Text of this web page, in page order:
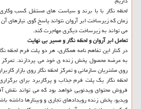
لحظه نگار با با برند و سیاست های مستقل کسب
زمان که زیرساخت ابر آروان نتواند پاسخ گوی نیازهای
می تواند به زیرساخت دیگری مهاجرت کند.
تعامل ابر آروان و لحظه نگار و مسیر بی نهایت
در کنار این تفاهم نامه همکاری، هر دو پلت فرم لحظه
به عرضه محصول پخش زنده ی خود می پردازند.
روی مشتریان سازمانی و تمرکز لحظه نگار روی بازار
لحظه نگار یک پلت فرم جذاب و پرکاربرد برای
فروش محتوای ویدئویی خواهد بود که می تواند نقش
ویدیو، پخش زنده رویدادهای تجاری و وبینارها داشته